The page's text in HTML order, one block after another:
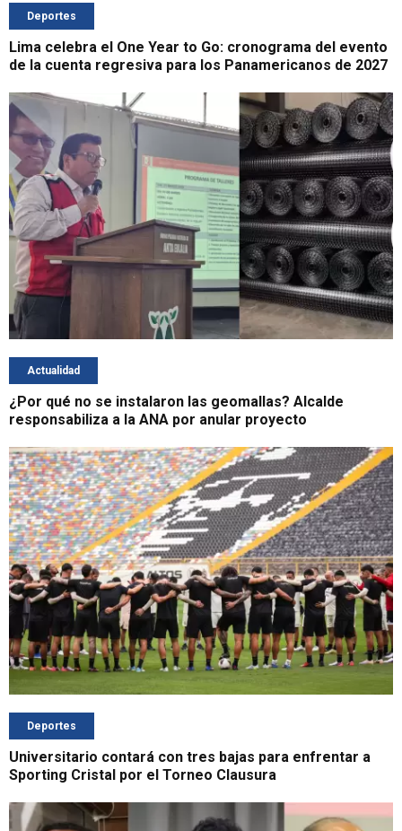
Deportes
Lima celebra el One Year to Go: cronograma del evento
de la cuenta regresiva para los Panamericanos de 2027
Actualidad
¿Por qué no se instalaron las geomallas? Alcalde
responsabiliza a la ANA por anular proyecto
Deportes
Universitario contará con tres bajas para enfrentar a
Sporting Cristal por el Torneo Clausura